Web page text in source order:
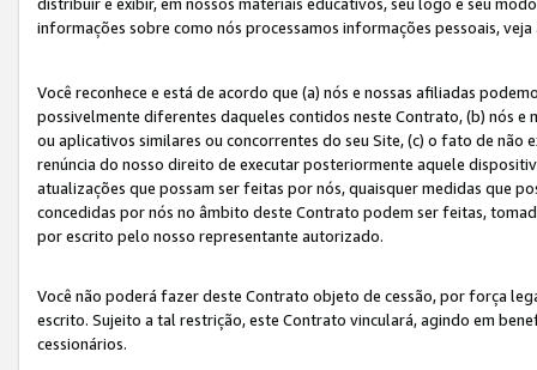
informações sobre como nós processamos informações pessoais,
Você reconhece e está de acordo que (a) nós e nossas afiliadas
possivelmente diferentes daqueles contidos neste Contrato, (b) nós
ou aplicativos similares ou concorrentes do seu Site, (c) o fato de
renúncia do nosso direito de executar posteriormente aquele
atualizações que possam ser feitas por nós, quaisquer medidas que
concedidas por nós no âmbito deste Contrato podem ser feitas,
por escrito pelo nosso representante autorizado.
Você não poderá fazer deste Contrato objeto de cessão, por força
escrito. Sujeito a tal restrição, este Contrato vinculará, agindo em
cessionários.